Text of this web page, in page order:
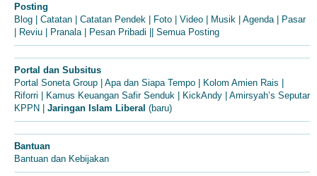
Posting
Blog | Catatan | Catatan Pendek | Foto | Video | Musik | Agenda | Pasar
| Reviu | Pranala | Pesan Pribadi || Semua Posting
Portal dan Subsitus
Portal Soneta Group | Apa dan Siapa Tempo | Kolom Amien Rais |
Riforri | Kamus Keuangan Safir Senduk | KickAndy | Amirsyah’s Seputar
KPPN | Jaringan Islam Liberal (baru)
Bantuan
Bantuan dan Kebijakan